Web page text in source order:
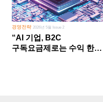
경영전략 2026년 5월 Issue 2
“AI 기업, B2C
구독요금제로는 수익 한계